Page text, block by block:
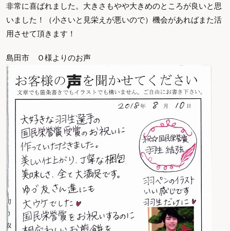
非常に喜ばれました。大きさもやや大きめのところが良いと思
いました！（小さいと見栄えが悪いので）機会があればまた活
用させて頂きます！
島田市 Ｏ様よりのお声